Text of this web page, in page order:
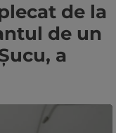
de la
de un
a